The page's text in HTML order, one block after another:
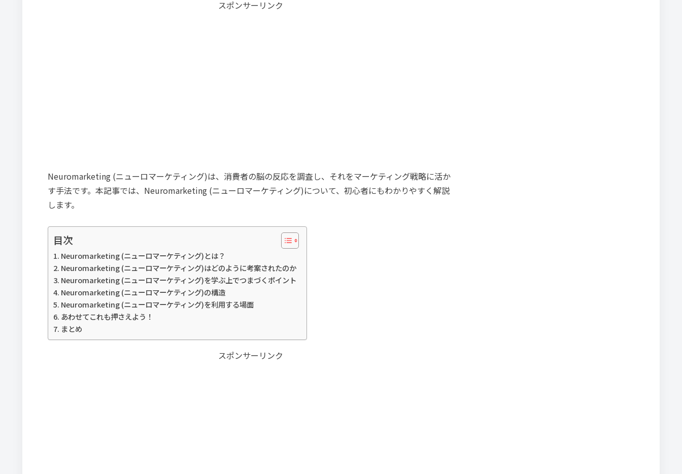
スポンサーリンク
Neuromarketing (ニューロマーケティング)は、消費者の脳の反応を調査し、それをマーケティング戦略に活か
す手法です。本記事では、Neuromarketing (ニューロマーケティング)について、初心者にもわかりやすく解説
します。
目次
Neuromarketing (ニューロマーケティング)とは？
Neuromarketing (ニューロマーケティング)はどのように考案されたのか
Neuromarketing (ニューロマーケティング)を学ぶ上でつまづくポイント
Neuromarketing (ニューロマーケティング)の構造
Neuromarketing (ニューロマーケティング)を利用する場面
あわせてこれも押さえよう！
まとめ
スポンサーリンク